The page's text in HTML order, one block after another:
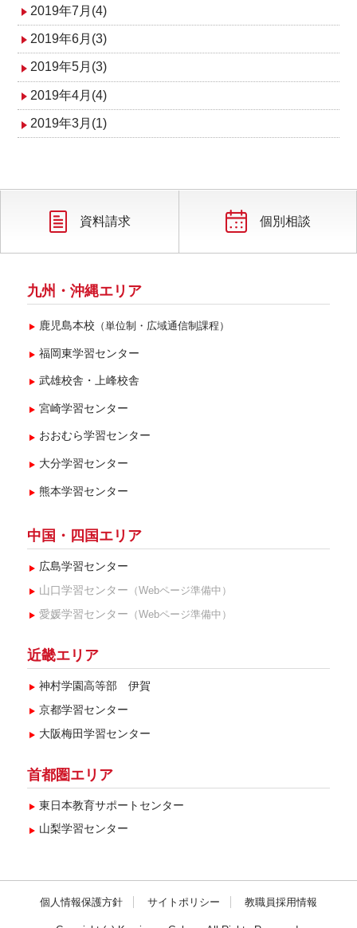
2019年7月(4)
2019年6月(3)
2019年5月(3)
2019年4月(4)
2019年3月(1)
資料請求 個別相談
九州・沖縄エリア
鹿児島本校 （単位制・広域通信制課程）
福岡東学習センター
武雄校舎・上峰校舎
宮崎学習センター
おおむら学習センター
大分学習センター
熊本学習センター
中国・四国エリア
広島学習センター
山口学習センター （Webページ準備中）
愛媛学習センター （Webページ準備中）
近畿エリア
神村学園高等部 伊賀
京都学習センター
大阪梅田学習センター
首都圏エリア
東日本教育サポートセンター
山梨学習センター
個人情報保護方針 サイトポリシー 教職員採用情報